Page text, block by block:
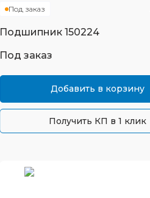
Под заказ
Подшипник150224
Под заказ
Добавить в корзину
Получить КП в 1 клик